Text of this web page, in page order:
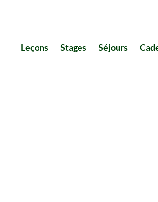
Leçons Stages Séjours